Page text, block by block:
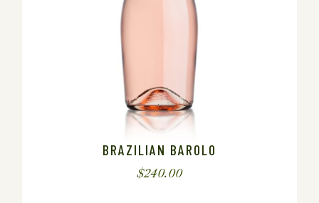
BRAZILIAN BAROLO
$240.00